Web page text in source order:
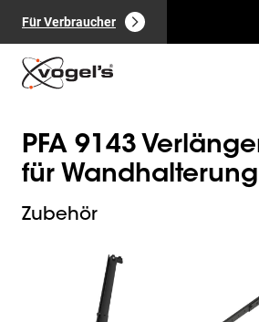
Für Verbraucher
PFA 9143
für
Zubehör